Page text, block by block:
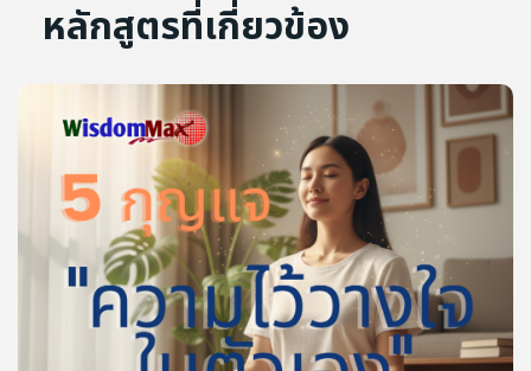
หลักสูตรที่เกี่ยวข้อง